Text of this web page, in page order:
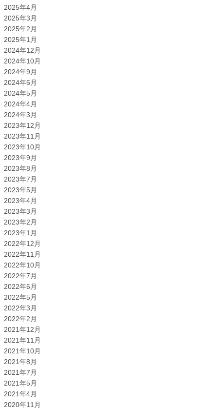
2025年4月
2025年3月
2025年2月
2025年1月
2024年12月
2024年10月
2024年9月
2024年6月
2024年5月
2024年4月
2024年3月
2023年12月
2023年11月
2023年10月
2023年9月
2023年8月
2023年7月
2023年5月
2023年4月
2023年3月
2023年2月
2023年1月
2022年12月
2022年11月
2022年10月
2022年7月
2022年6月
2022年5月
2022年3月
2022年2月
2021年12月
2021年11月
2021年10月
2021年8月
2021年7月
2021年5月
2021年4月
2020年11月